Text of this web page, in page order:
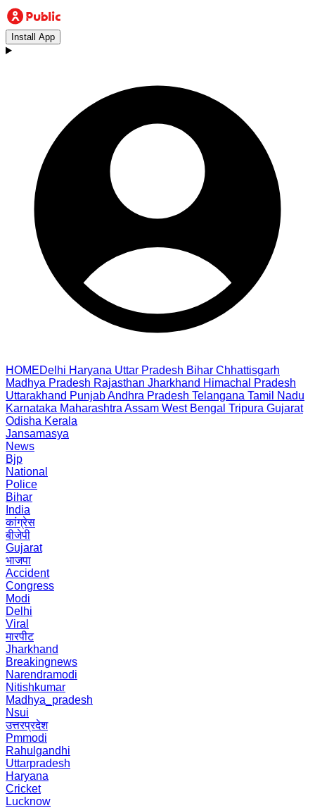
Install App
HOMEDelhi Haryana Uttar Pradesh Bihar Chhattisgarh
Madhya Pradesh Rajasthan Jharkhand Himachal Pradesh
Uttarakhand PunjabAndhra Pradesh Telangana Tamil Nadu
Karnataka Maharashtra Assam West Bengal Tripura Gujarat
Odisha Kerala
Jansamasya
News
Bjp
National
Police
Bihar
India
कांग्रेस
बीजेपी
Gujarat
भाजपा
Accident
Congress
Modi
Delhi
Viral
मारपीट
Jharkhand
Breakingnews
Narendramodi
Nitishkumar
Madhya_pradesh
Nsui
उत्तरप्रदेश
Pmmodi
Rahulgandhi
Uttarpradesh
Haryana
Cricket
Lucknow